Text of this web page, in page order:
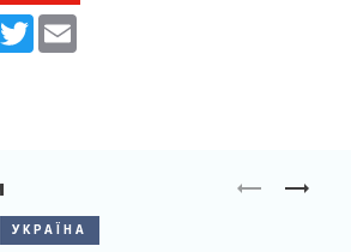
Twitter
УКРАЇНА